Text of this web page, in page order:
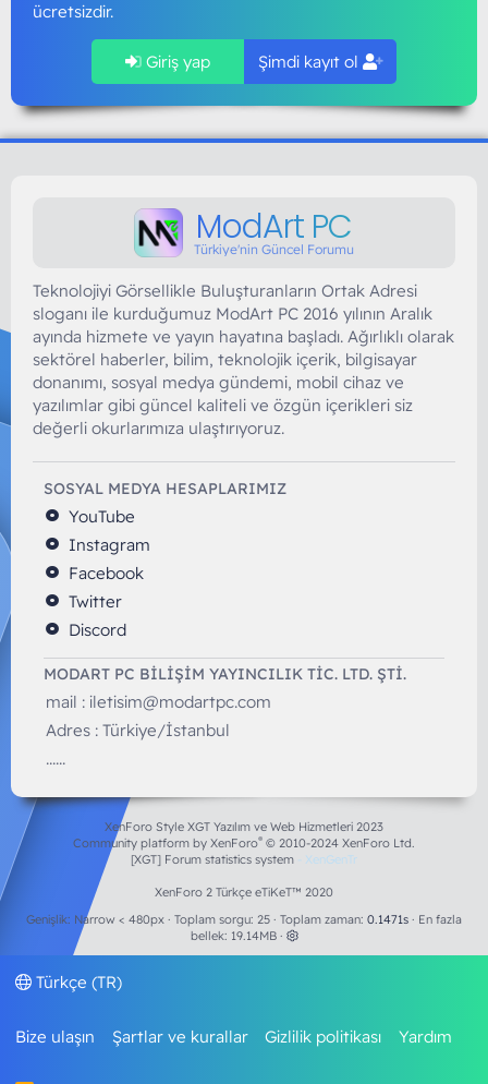
ücretsizdir.
Giriş yap Şimdi kayıt ol
ModArt PC
Türkiye'nin Güncel Forumu
Teknolojiyi Görsellikle Buluşturanların Ortak Adresi
sloganı ile kurduğumuz ModArt PC 2016 yılının Aralık
ayında hizmete ve yayın hayatına başladı. Ağırlıklı olarak
sektörel haberler, bilim, teknolojik içerik, bilgisayar
donanımı, sosyal medya gündemi, mobil cihaz ve
yazılımlar gibi güncel kaliteli ve özgün içerikleri siz
değerli okurlarımıza ulaştırıyoruz.
SOSYAL MEDYA HESAPLARIMIZ
YouTube
Instagram
Facebook
Twitter
Discord
MODART PC BILIŞIM YAYINCILIK TİC. LTD. ŞTİ.
mail : iletisim@modartpc.com
Adres : Türkiye/İstanbul
......
XenForo Style XGT Yazılım ve Web Hizmetleri 2023
Community platform by XenForo® © 2010-2024 XenForo Ltd.
[XGT] Forum statistics system
- XenGenTr
XenForo 2 Türkçe eTiKeT™ 2020
Genişlik
Toplam sorgu 25 Toplam zaman 0.1471s
En fazla
bellek 19.14MB
Türkçe (TR)
Bize ulaşın Şartlar ve kurallar Gizlilik politikası Yardım